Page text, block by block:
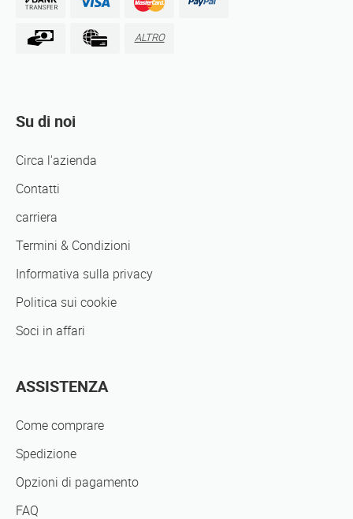
ALTRO
Su di noi
Circa l'azienda
Contatti
carriera
Termini & Condizioni
Informativa sulla privacy
Politica sui cookie
Soci in affari
ASSISTENZA
Come comprare
Spedizione
Opzioni di pagamento
FAQ